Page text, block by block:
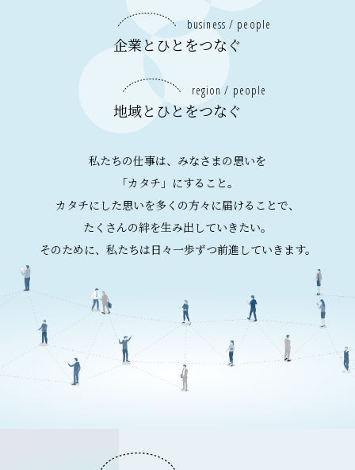
business / people
企業とひとをつなぐ
region / people
地域とひとをつなぐ
私たちの仕事は、みなさまの思いを
「カタチ」にすること。
カタチにした思いを多くの方々に届けることで、
たくさんの絆を生み出していきたい。
そのために、私たちは日々一歩ずつ前進していきます。